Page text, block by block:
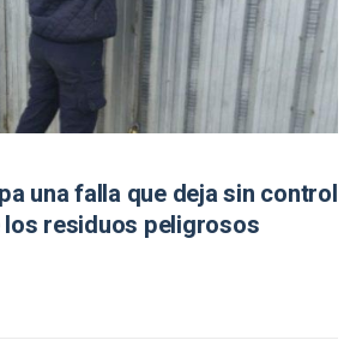
una falla que deja sin control
los residuos peligrosos